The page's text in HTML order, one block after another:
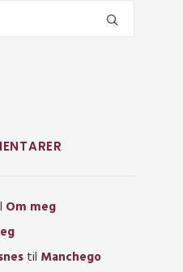
Om meg
til Manchego